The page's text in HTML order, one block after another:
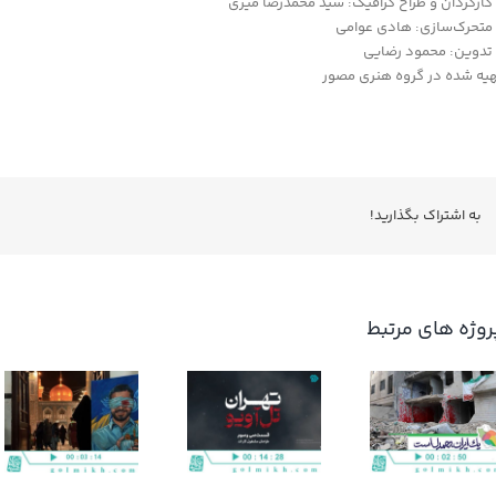
متحرک‌سازی: هادی عوامی
تدوین: محمود رضایی
شده در گروه هنری مصور
به اشتراك بگذاريد!
های مرتبط
گزارش ویژه
خبری شبکه دو
طراحان مشغول
کارند